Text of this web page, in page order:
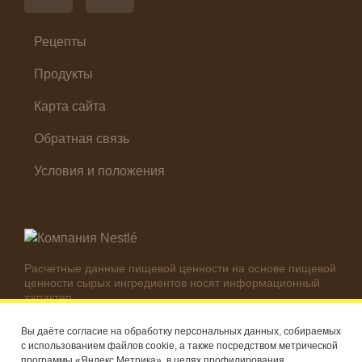
Холодные закуски
Рецепты
Продукты
Карта сайта
Обратная связь
Условия и положения
Расчетные данные пищевой ценности на основе пищевой
ценности сырых ингредиентов носят информационный
характер.
используемых ингредиентов.
© Компания Nestlé, 2026 г. Все права защищены
Вы даёте согласие на обработку персональных данных, собираемых
с использованием файлов cookie, а также посредством метрической